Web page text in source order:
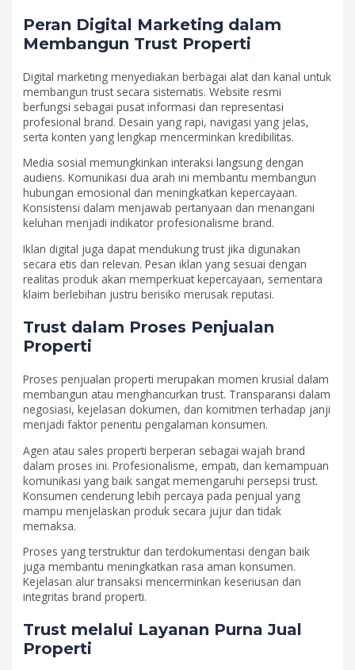
Peran Digital Marketing dalam
Membangun Trust Properti
Digital marketing menyediakan berbagai alat dan kanal untuk
membangun trust secara sistematis. Website resmi
berfungsi sebagai pusat informasi dan representasi
profesional brand. Desain yang rapi, navigasi yang jelas,
serta konten yang lengkap mencerminkan kredibilitas.
Media sosial memungkinkan interaksi langsung dengan
audiens. Komunikasi dua arah ini membantu membangun
hubungan emosional dan meningkatkan kepercayaan.
Konsistensi dalam menjawab pertanyaan dan menangani
keluhan menjadi indikator profesionalisme brand.
Iklan digital juga dapat mendukung trust jika digunakan
secara etis dan relevan. Pesan iklan yang sesuai dengan
realitas produk akan memperkuat kepercayaan, sementara
klaim berlebihan justru berisiko merusak reputasi.
Trust dalam Proses Penjualan
Properti
Proses penjualan properti merupakan momen krusial dalam
membangun atau menghancurkan trust. Transparansi dalam
negosiasi, kejelasan dokumen, dan komitmen terhadap janji
menjadi faktor penentu pengalaman konsumen.
Agen atau sales properti berperan sebagai wajah brand
dalam proses ini. Profesionalisme, empati, dan kemampuan
komunikasi yang baik sangat memengaruhi persepsi trust.
Konsumen cenderung lebih percaya pada penjual yang
mampu menjelaskan produk secara jujur dan tidak
memaksa.
Proses yang terstruktur dan terdokumentasi dengan baik
juga membantu meningkatkan rasa aman konsumen.
Kejelasan alur transaksi mencerminkan keseriusan dan
integritas brand properti.
Trust melalui Layanan Purna Jual
Properti